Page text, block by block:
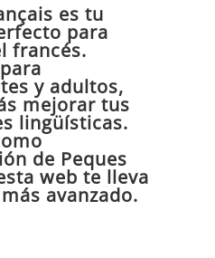
es tu
para
francés.
y adultos,
mejorar tus
lingüísticas.
de Peques
web te lleva
avanzado.